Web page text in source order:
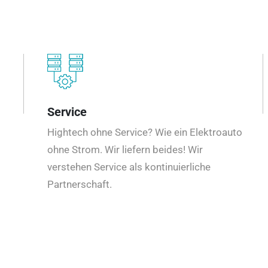
Service
Hightech ohne Service? Wie ein Elektroauto
ohne Strom. Wir liefern beides! Wir
verstehen Service als kontinuierliche
Partnerschaft.